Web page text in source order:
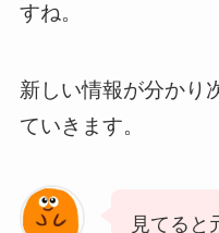
すね。
新しい情報が分かり
ていきます。
見てると